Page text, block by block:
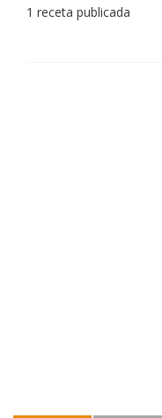
1 receta publicada